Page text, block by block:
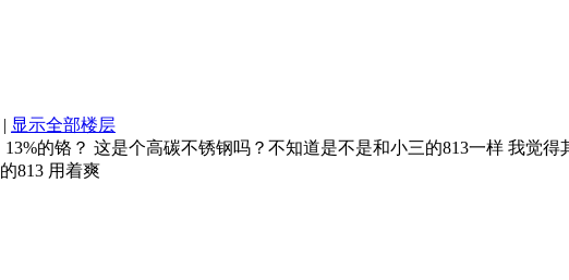
| 显示全部楼层
的铬？ 这是个高碳不锈钢吗？不知道是不是和小三的813一样 我觉
813 用着爽